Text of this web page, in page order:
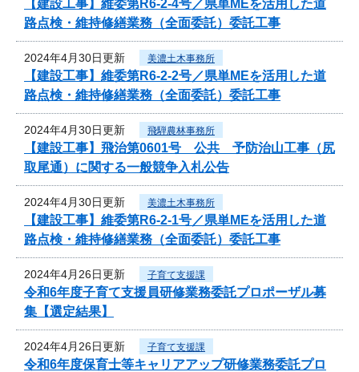
【建設工事】維委第R6-2-4号／県単MEを活用した道
路点検・維持修繕業務（全面委託）委託工事
2024年4月30日更新 美濃土木事務所
【建設工事】維委第R6-2-2号／県単MEを活用した道
路点検・維持修繕業務（全面委託）委託工事
2024年4月30日更新 飛騨農林事務所
【建設工事】飛治第0601号 公共 予防治山工事（尻
取尾通）に関する一般競争入札公告
2024年4月30日更新 美濃土木事務所
【建設工事】維委第R6-2-1号／県単MEを活用した道
路点検・維持修繕業務（全面委託）委託工事
2024年4月26日更新 子育て支援課
令和6年度子育て支援員研修業務委託プロポーザル募
集【選定結果】
2024年4月26日更新 子育て支援課
令和6年度保育士等キャリアアップ研修業務委託プロ